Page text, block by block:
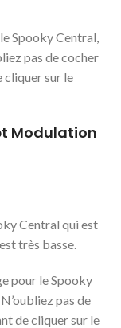
Spooky Central,
pas de cocher
cliquer sur le
Modulation
Central qui est
très basse.
pour le Spooky
pas de
de cliquer sur le